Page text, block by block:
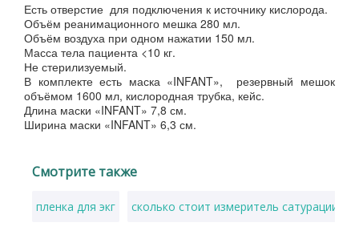
Есть отверстие для подключения к источнику кислорода.
Объём реанимационного мешка 280 мл.
Объём воздуха при одном нажатии 150 мл.
Масса тела пациента <10 кг.
Не стерилизуемый.
В комплекте есть маска «INFANT», резервный мешок
объёмом 1600 мл, кислородная трубка, кейс.
Длина маски «INFANT» 7,8 см.
Ширина маски «INFANT» 6,3 см.
Смотрите также
пленка для экг сколько стоит измеритель сатурации